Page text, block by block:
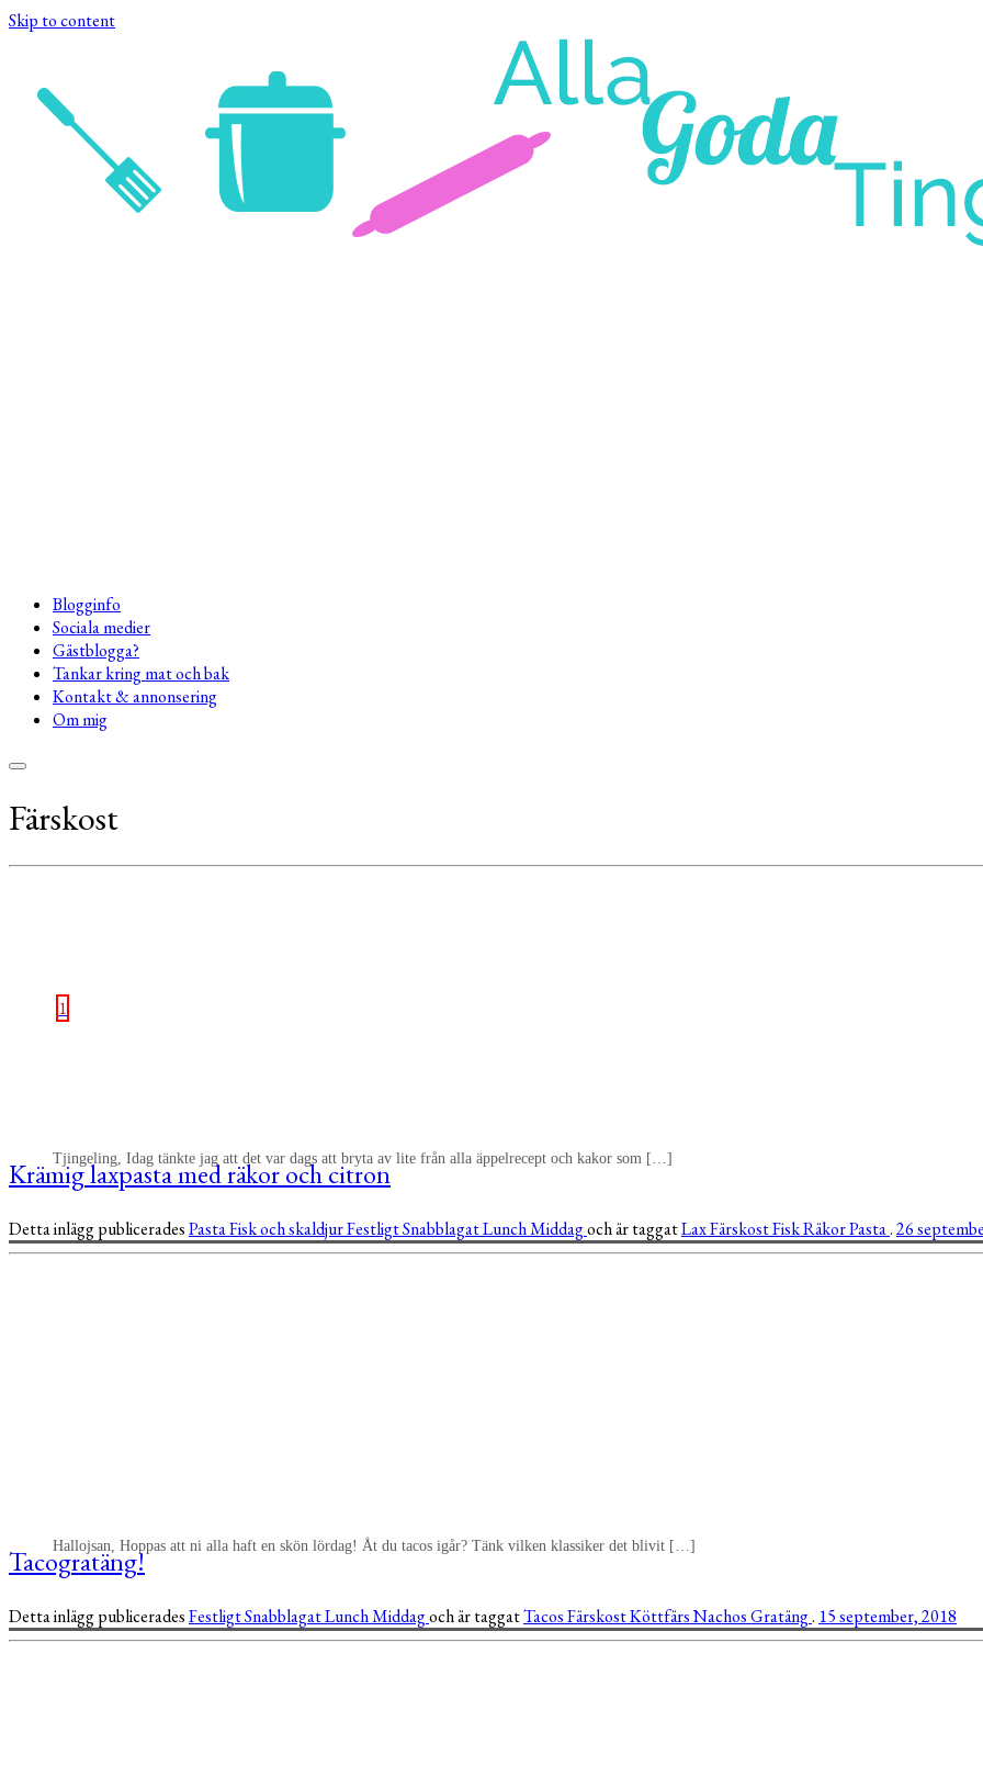
Skip to content
Blogginfo
Sociala medier
Gästblogga?
Tankar kring mat och bak
Kontakt & annonsering
Om mig
Färskost
1
Tjingeling, Idag tänkte jag att det var dags att bryta av lite från alla äppelrecept och kakor som […]
Krämig laxpasta med räkor och citron
Detta inlägg publiceradesPastaFisk och skaldjurFestligtSnabblagatLunchMiddagoch är taggatLaxFärskostFiskRäkorPasta.26
Hallojsan, Hoppas att ni alla haft en skön lördag! Åt du tacos igår? Tänk vilken klassiker det blivit […]
Tacogratäng!
Detta inlägg publiceradesFestligtSnabblagatLunchMiddagoch är taggatTacosFärskostKöttfärsNachosGratäng. 15 september, 2018